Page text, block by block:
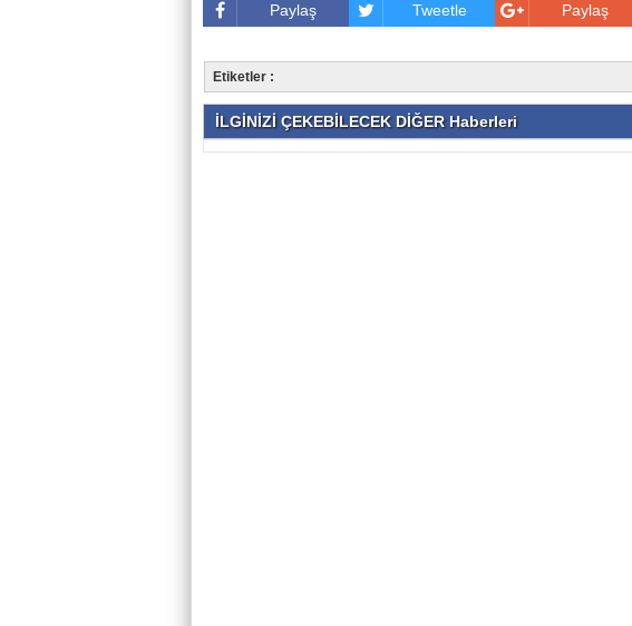
Paylaş Tweetle Paylaş
Etiketler :
İLGİNİZİ ÇEKEBİLECEK DİĞER Haberleri